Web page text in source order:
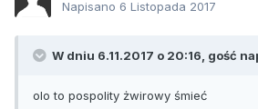
Napisano 6 Listopada 2017
W dniu 6.11.2017 o 20:16, gość
olo to pospolity żwirowy śmieć